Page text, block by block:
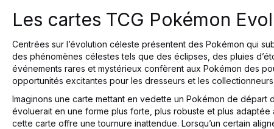
Les cartes TCG Pokémon
Centrées sur l’évolution céleste présentent des Pokémon qui
des phénomènes célestes tels que des éclipses, des pluies
événements rares et mystérieux confèrent aux Pokémon des
opportunités excitantes pour les dresseurs et les collectionneurs.
Imaginons une carte mettant en vedette un Pokémon de départ
évoluerait en une forme plus forte, plus robuste et plus adaptée
cette carte offre une tournure inattendue. Lorsqu’un certain